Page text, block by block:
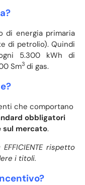
di energia primaria
di petrolio). Quindi
5.300 kWh di
Sm3 di gas.
che comportano
obbligatori
sul mercato.
rispetto
i titoli.